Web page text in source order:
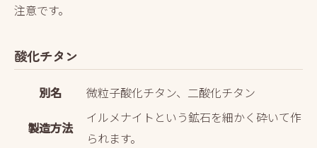
注意です。
酸化チタン
別名 微粒子酸化チタン、二酸化チタン
製造方法
イルメナイトという鉱石を細かく砕いて作
られます。